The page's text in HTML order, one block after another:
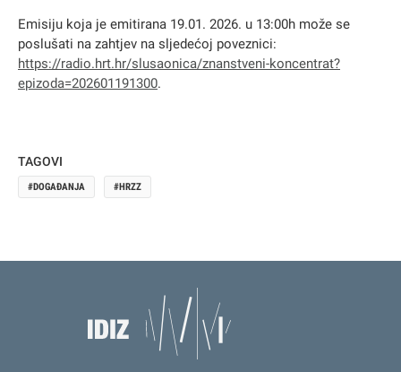
Emisiju koja je emitirana 19.01. 2026. u 13:00h može se
poslušati na zahtjev na sljedećoj poveznici:
https://radio.hrt.hr/slusaonica/znanstveni-koncentrat?
epizoda=202601191300.
TAGOVI
DOGAĐANJA HRZZ